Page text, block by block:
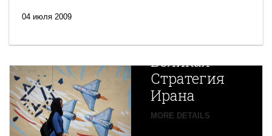
04 июля 2009
Новая
Великая
Стратегия
Ирана
MORE DETAILS
Путин